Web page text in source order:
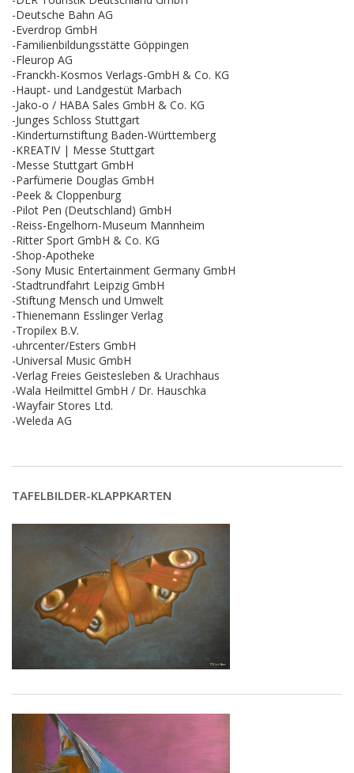
-Deutsche Bahn AG
-Everdrop GmbH
-Familienbildungsstätte Göppingen
-Fleurop AG
-Franckh-Kosmos Verlags-GmbH & Co. KG
-Haupt- und Landgestüt Marbach
-Jako-o / HABA Sales GmbH & Co. KG
-Junges Schloss Stuttgart
-Kinderturnstiftung Baden-Württemberg
-KREATIV | Messe Stuttgart
-Messe Stuttgart GmbH
-Parfümerie Douglas GmbH
-Peek & Cloppenburg
-Pilot Pen (Deutschland) GmbH
-Reiss-Engelhorn-Museum Mannheim
-Ritter Sport GmbH & Co. KG
-Shop-Apotheke
-Sony Music Entertainment Germany GmbH
-Stadtrundfahrt Leipzig GmbH
-Stiftung Mensch und Umwelt
-Thienemann Esslinger Verlag
-Tropilex B.V.
-uhrcenter/Esters GmbH
-Universal Music GmbH
-Verlag Freies Geistesleben & Urachhaus
-Wala Heilmittel GmbH / Dr. Hauschka
-Wayfair Stores Ltd.
-Weleda AG
TAFELBILDER-KLAPPKARTEN